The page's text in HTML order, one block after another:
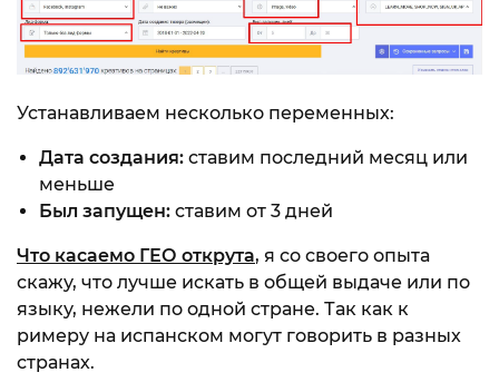
Устанавливаем несколько переменных:
Дата создания: ставим последний месяц или
меньше
Был запущен: ставим от 3 дней
Что касаемо ГЕО открута, я со своего опыта
скажу, что лучше искать в общей выдаче или по
языку, нежели по одной стране. Так как к
римеру на испанском могут говорить в разных
странах.